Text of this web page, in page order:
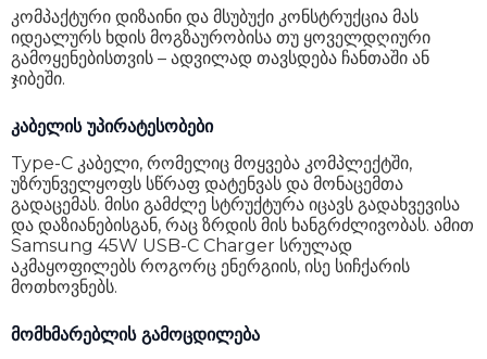
კომპაქტური დიზაინი და მსუბუქი კონსტრუქცია მას
იდეალურს ხდის მოგზაურობისა თუ ყოველდღიური
გამოყენებისთვის – ადვილად თავსდება ჩანთაში ან
ჯიბეში.
კაბელის უპირატესობები
Type-C კაბელი, რომელიც მოყვება კომპლექტში,
უზრუნველყოფს სწრაფ დატენვას და მონაცემთა
გადაცემას. მისი გამძლე სტრუქტურა იცავს გადახვევისა
და დაზიანებისგან, რაც ზრდის მის ხანგრძლივობას. ამით
Samsung 45W USB-C Charger სრულად
აკმაყოფილებს როგორც ენერგიის, ისე სიჩქარის
მოთხოვნებს.
მომხმარებლის გამოცდილება